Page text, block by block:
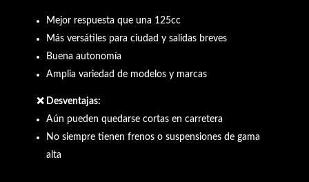
Mejor respuesta que una 125cc
Más versátiles para ciudad y salidas breves
Buena autonomía
Amplia variedad de modelos y marcas
❌ Desventajas:
Aún pueden quedarse cortas en carretera
No siempre tienen frenos o suspensiones de gama
alta